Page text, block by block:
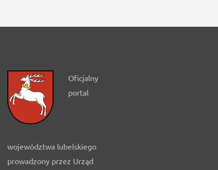
Oficjalny
portal
województwa lubelskiego
prowadzony przez Urząd